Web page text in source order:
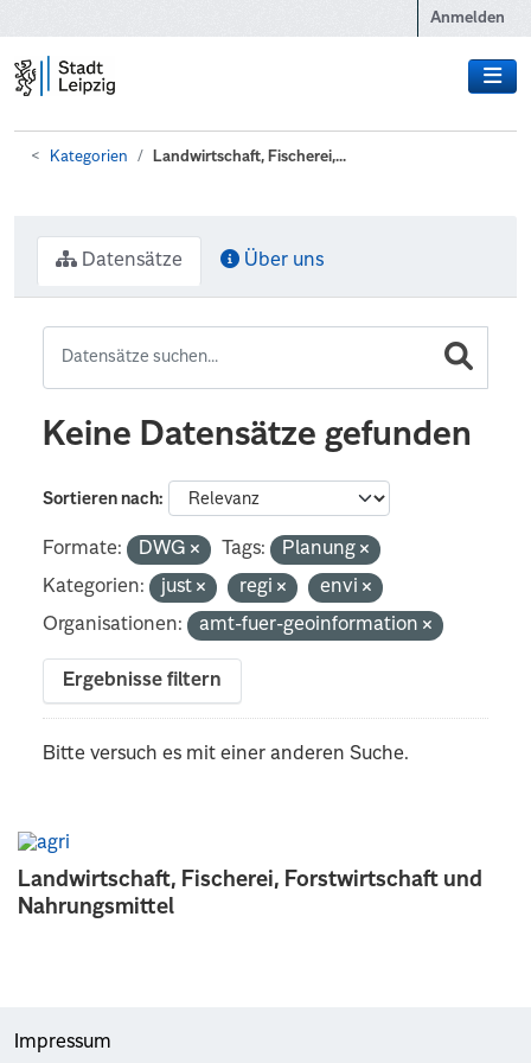
Anmelden
Kategorien Landwirtschaft, Fischerei,...
Landwirtschaft, Fischerei, Forstwirtschaft und
Nahrungsmittel
Datensätze Über uns
Keine Datensätze gefunden
Sortieren nach
Formate: DWG Tags:
Planung
Kategorien:
just regi
envi
Organisationen:
amt-fuer-geoinformation
Ergebnisse filtern
Bitte versuch es mit einer anderen Suche.
Impressum